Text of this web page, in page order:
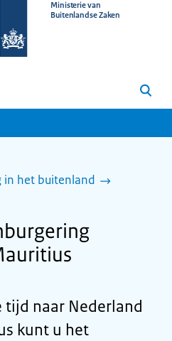
Ministerie van
Buitenlandse Zaken
Zoeken
in het buitenland
naar Nederland
kunt u het